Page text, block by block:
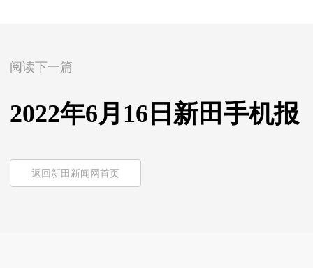
阅读下一篇
2022年6月16日新田手机报
返回新田新闻网首页